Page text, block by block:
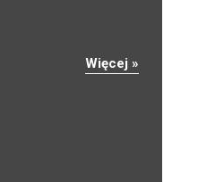
Więcej »